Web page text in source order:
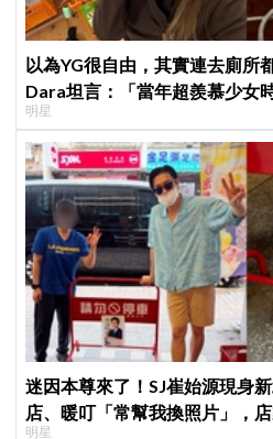
以為YG很自由，其實連去廁所
Dara坦言：「當年超羨慕少女
明星
迷因本尊來了！SJ崔始源現身
店、暖叮「常幫我換照片」，
明星